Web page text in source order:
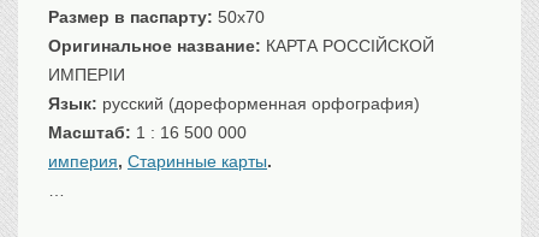
Архитектура
Техника
Транспорт
Флот, кораблестроение
Размер в паспарту: 50x70
Оригинальное название: КАРТА РОССIЙСКОЙ
ИМПЕРIИ
Язык: русский (дореформенная орфография)
Масштаб: 1 : 16 500 000
империя, Старинные карты.